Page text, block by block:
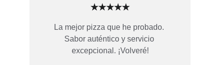
La mejor pizza que he probado.
Sabor auténtico y servicio
excepcional. ¡Volveré!
★★★★★